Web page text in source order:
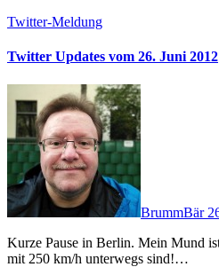
Twitter-Meldung
Twitter Updates vom 26. Juni 2012
BrummBär
Kurze Pause in Berlin. Mein Mund ist trocken! # Die Anzeige in Wagen 24 im ICE 841 ist defekt: sie behauptet doch tatsächlich, dass wir
mit 250 km/h unterwegs sind!…